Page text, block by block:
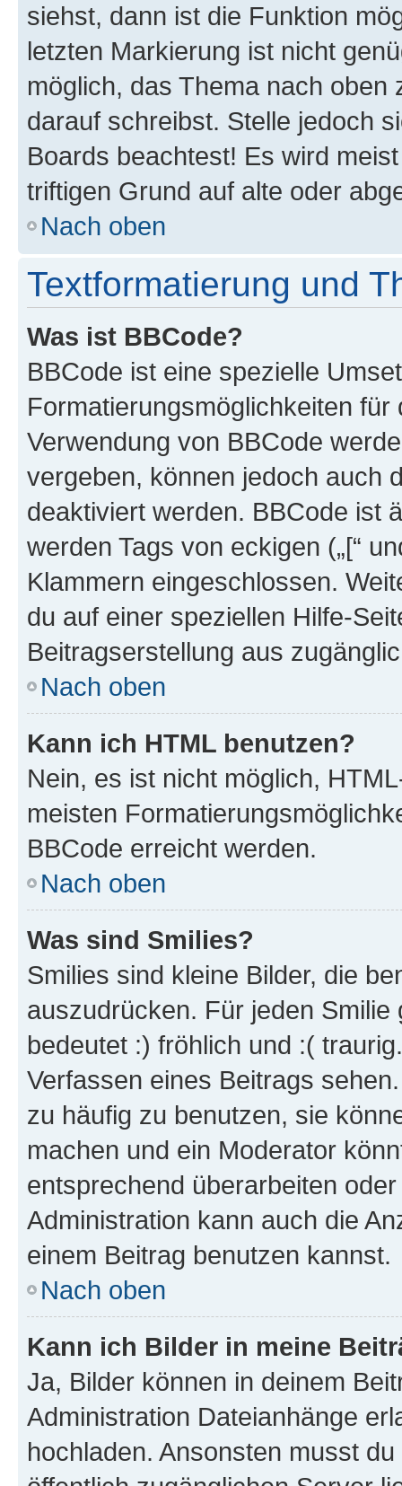
siehst, dann ist die Funktion
letzten Markierung ist nicht
möglich, das Thema nach oben
darauf schreibst. Stelle jedoch
Boards beachtest! Es wird
triftigen Grund auf alte oder
Nach oben
Textformatierung und
Was ist BBCode?
BBCode ist eine spezielle
Formatierungsmöglichkeiten
Verwendung von BBCode
vergeben, können jedoch auch
deaktiviert werden. BBCode ist
werden Tags von eckigen („[“
Klammern eingeschlossen.
du auf einer speziellen Hilfe-
Beitragserstellung aus
Nach oben
Kann ich HTML benutzen?
Nein, es ist nicht möglich,
meisten
BBCode erreicht werden.
Nach oben
Was sind Smilies?
Smilies sind kleine Bilder, die
auszudrücken. Für jeden
bedeutet :) fröhlich und :(
Verfassen eines Beitrags
zu häufig zu benutzen, sie
machen und ein Moderator
entsprechend überarbeiten
Administration kann auch die
einem Beitrag benutzen kannst.
Nach oben
Kann ich Bilder in meine
Ja, Bilder können in deinem
Administration Dateianhänge
hochladen. Ansonsten musst